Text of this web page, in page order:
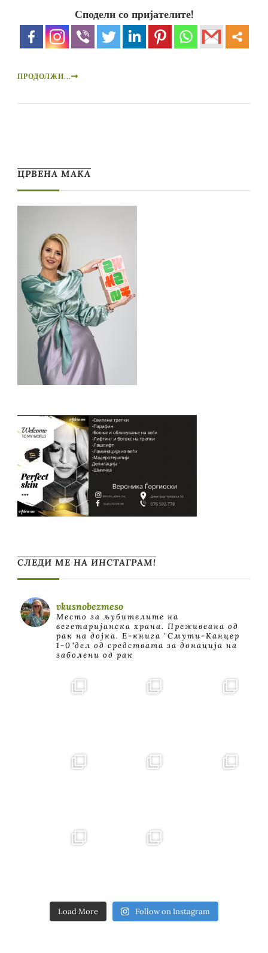
Сподели со пријателите!
ПРОДОЛЖИ...
ЦРВЕНА МАКА
СЛЕДИ МЕ НА ИНСТАГРАМ!
vkusnobezmeso
Место за љубителите на
вегетаријанска храна. Преживеана од
рак на дојка. E-книга "Смути-Канцер
1-0"дел од средствата за донација на
заболени од рак
Load More Follow on Instagram